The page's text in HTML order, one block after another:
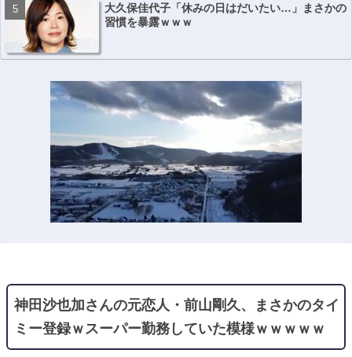
大久保佳代子「休みの日はだいたい…」まさかの
習慣を暴露ｗｗｗ
神田沙也加さんの元恋人・前山剛久、まさかのタイ
ミー登録ｗスーパー勤務していた模様ｗｗｗｗｗ